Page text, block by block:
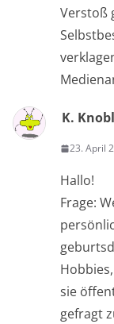
Verstoß
K.
23. April
Hallo!
Frage:
sie
gefragt